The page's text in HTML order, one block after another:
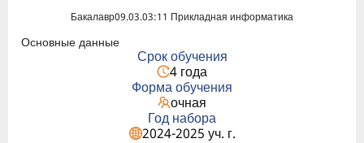
Бакалавр09.03.03:11 Прикладная информатика
Основные данные
Срок обучения
4 года
Форма обучения
очная
Год набора
2024-2025 уч. г.